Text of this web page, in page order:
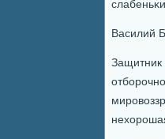
Василий
Защитник